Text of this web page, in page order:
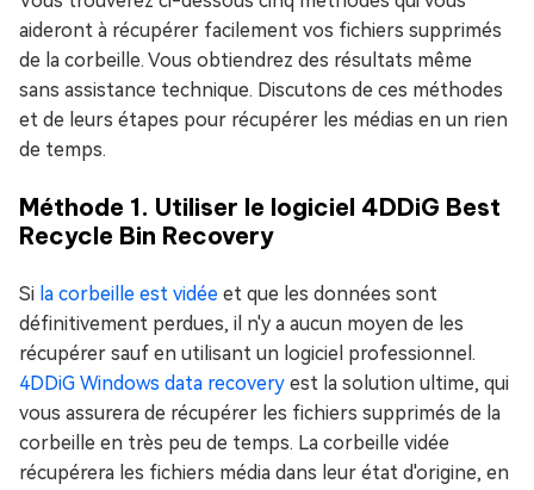
aideront à récupérer facilement vos fichiers supprimés
de la corbeille. Vous obtiendrez des résultats même
sans assistance technique. Discutons de ces méthodes
et de leurs étapes pour récupérer les médias en un rien
de temps.
Méthode 1. Utiliser le logiciel 4DDiG Best
Recycle Bin Recovery
Si la corbeille est vidée et que les données sont
définitivement perdues, il n'y a aucun moyen de les
récupérer sauf en utilisant un logiciel professionnel.
4DDiG Windows data recovery est la solution ultime, qui
vous assurera de récupérer les fichiers supprimés de la
corbeille en très peu de temps. La corbeille vidée
récupérera les fichiers média dans leur état d'origine, en